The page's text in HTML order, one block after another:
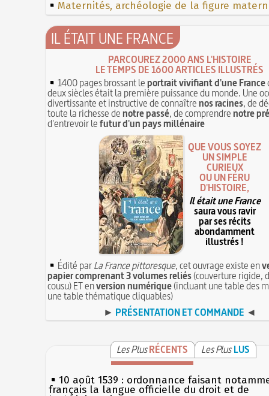
Maternités, archéologie de la figure
IL ÉTAIT UNE FRANCE
PARCOUREZ 2000 ANS L'HISTOIRE
LE TEMPS DE 1600 ARTICLES ILLUSTRÉS
1400 pages brossant leportrait vivifiant d'une France
deux siècles était la première puissance du monde. Une
divertissante et instructive de connaîtrenos racines, de
toute la richesse denotre passé, de comprendrenotre
d'entrevoir lefutur d'un pays millénaire
QUE VOUS SOYEZ
UN SIMPLE
CURIEUX
OU UN FÉRU
D'HISTOIRE,
Il était une France
saura vous ravir
par ses récits
abondamment
illustrés !
Édité parLa France pittoresque, cet ouvrage existe en
papier comprenant 3 volumes reliés(couverture rigide,
cousu) ET enversion numérique(incluant une table des
une table thématique cliquables)
► PRÉSENTATION ET COMMANDE ◄
Les PlusRÉCENTS Les Plus LUS
10 août 1539 : ordonnance faisant
français la langue officielle du droit et de